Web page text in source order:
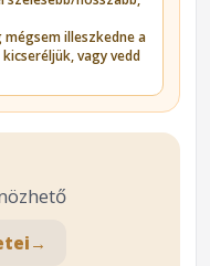
illeszkedne a
vagy vedd
→